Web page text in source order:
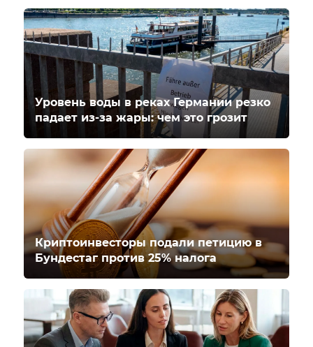
Уровень воды в реках Германии резко
падает из-за жары: чем это грозит
Криптоинвесторы подали петицию в
Бундестаг против 25% налога